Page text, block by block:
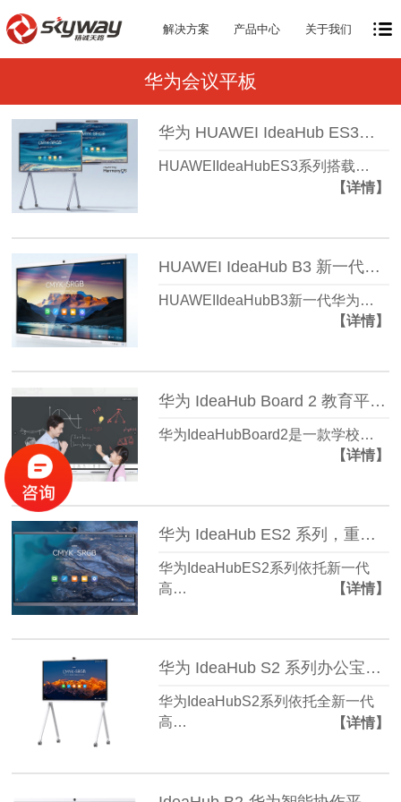
解决方案 产品中心 关于我们
华为会议平板
华为 HUAWEI IdeaHub ES3系列 重构智会视界 领航专业会议
HUAWEIIdeaHubES3系列搭载…
【详情】
HUAWEI IdeaHub B3 新一代华为会议平板
HUAWEIIdeaHubB3新一代华为…
【详情】
华为 IdeaHub Board 2 教育平板，把数字化教育带入每一间教室
华为IdeaHubBoard2是一款学校…
【详情】
华为 IdeaHub ES2 系列，重构办公数字化体验
华为IdeaHubES2系列依托新一代
高…
【详情】
华为 IdeaHub S2 系列办公宝会议平板
华为IdeaHubS2系列依托全新一代
高…
【详情】